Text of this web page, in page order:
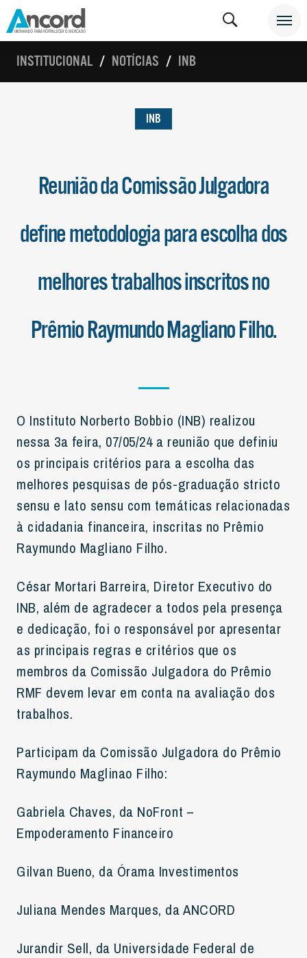
INSTITUCIONAL NOTÍCIAS INB
INB
Reunião da Comissão Julgadora
define metodologia para escolha dos
melhores trabalhos inscritos no
Prêmio Raymundo Magliano Filho.
O Instituto Norberto Bobbio (INB) realizou
nessa 3a feira, 07/05/24 a reunião que definiu
os principais critérios para a escolha das
melhores pesquisas de pós-graduação stricto
sensu e lato sensu com temáticas relacionadas
à cidadania financeira, inscritas no Prêmio
Raymundo Magliano Filho.
César Mortari Barreira, Diretor Executivo do
INB, além de agradecer a todos pela presença
e dedicação, foi o responsável por apresentar
as principais regras e critérios que os
membros da Comissão Julgadora do Prêmio
RMF devem levar em conta na avaliação dos
trabalhos.
Participam da Comissão Julgadora do Prêmio
Raymundo Maglinao Filho:
Gabriela Chaves, da NoFront –
Empoderamento Financeiro
Gilvan Bueno, da Órama Investimentos
Juliana Mendes Marques, da ANCORD
Jurandir Sell, da Universidade Federal de